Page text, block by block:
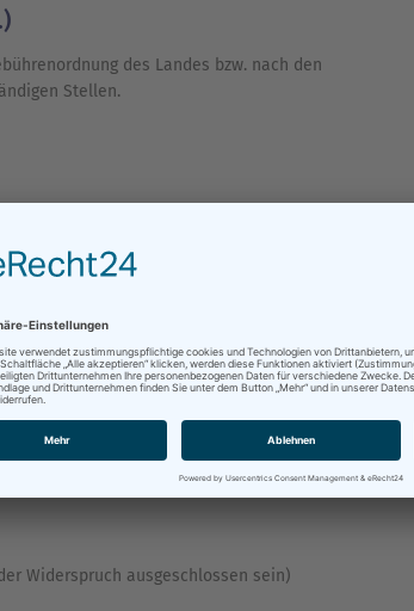
des Landes bzw. nach den
Stellen.
Erlaubnis zum Betrieb eines Prostitutionsgewerbes
zuständigen Stelle ein.
führt ggf. eine erneute Zuverlässigkeitsprüfung durch.
Stelle die Erlaubnis.
Erlaubnis stellt eine Ordnungswidrigkeit dar.
Widerspruch ausgeschlossen sein)